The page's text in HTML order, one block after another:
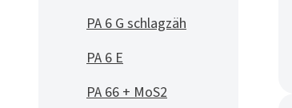
PA 6 G schlagzäh
PA 6 E
PA 66 + MoS2